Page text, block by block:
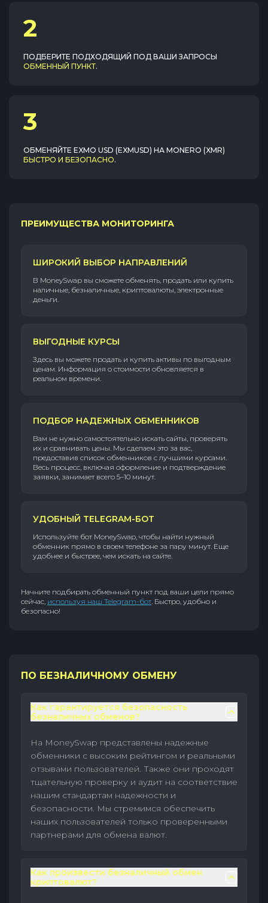
2
ПОДБЕРИТЕ ПОДХОДЯЩИЙ ПОД ВАШИ ЗАПРОСЫ
ОБМЕННЫЙ ПУНКТ.
3
ОБМЕНЯЙТЕ EXMO USD (EXMUSD) НА MONERO (XMR)
БЫСТРО И БЕЗОПАСНО.
ПРЕИМУЩЕСТВА МОНИТОРИНГА
ШИРОКИЙ ВЫБОР НАПРАВЛЕНИЙ
В MoneySwap вы сможете обменять, продать или купить
наличные, безналичные, криптовалюты, электронные
деньги.
ВЫГОДНЫЕ КУРСЫ
Здесь вы можете продать и купить активы по выгодным
ценам. Информация о стоимости обновляется в
реальном времени.
ПОДБОР НАДЕЖНЫХ ОБМЕННИКОВ
Вам не нужно самостоятельно искать сайты, проверять
их и сравнивать цены. Мы сделаем это за вас,
предоставив список обменников с лучшими курсами.
Весь процесс, включая оформление и подтверждение
заявки, занимает всего 5–10 минут.
УДОБНЫЙ TELEGRAM-БОТ
Используйте бот MoneySwap, чтобы найти нужный
обменник прямо в своем телефоне за пару минут. Еще
удобнее и быстрее, чем искать на сайте.
Начните подбирать обменный пункт под ваши цели прямо
сейчас, используя наш Telegram-бот. Быстро, удобно и
безопасно!
ПО БЕЗНАЛИЧНОМУ ОБМЕНУ
Как гарантируется безопасность
безналичных обменов?
На MoneySwap представлены надежные
обменники с высоким рейтингом и реальными
отзывами пользователей. Также они проходят
тщательную проверку и аудит на соответствие
нашим стандартам надежности и
безопасности. Мы стремимся обеспечить
наших пользователей только проверенными
партнерами для обмена валют.
Как произвести безналичный обмен
криптовалют?